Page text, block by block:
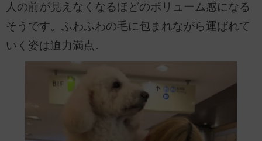
人の前が見えなくなるほどのボリューム感になる
そうです。ふわふわの毛に包まれながら運ばれて
いく姿は迫力満点。